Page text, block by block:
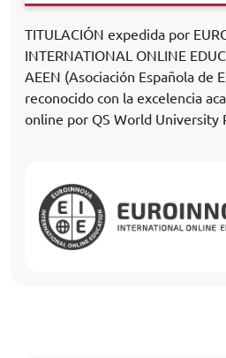
TITULACIÓN expedida por
INTERNATIONAL ONLINE
AEEN (Asociación Española de
reconocido con la excelencia
online por QS World University